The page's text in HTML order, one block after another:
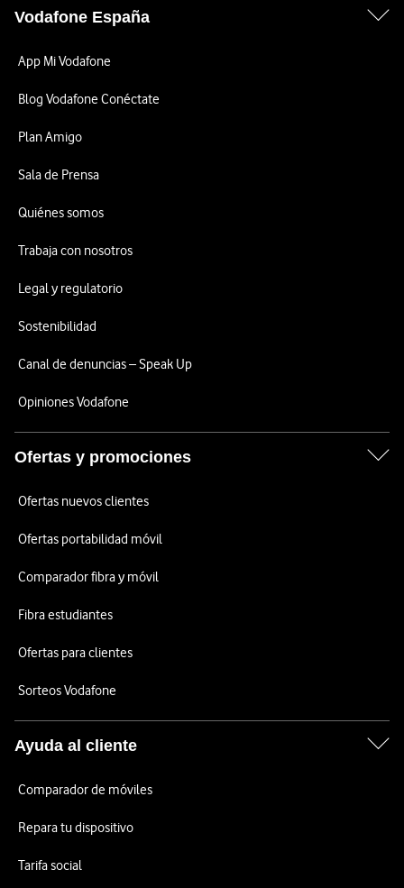
Vodafone España
App Mi Vodafone
Blog Vodafone Conéctate
Plan Amigo
Sala de Prensa
Quiénes somos
Trabaja con nosotros
Legal y regulatorio
Sostenibilidad
Canal de denuncias – Speak Up
Opiniones Vodafone
Ofertas y promociones
Ofertas nuevos clientes
Ofertas portabilidad móvil
Comparador fibra y móvil
Fibra estudiantes
Ofertas para clientes
Sorteos Vodafone
Ayuda al cliente
Comparador de móviles
Repara tu dispositivo
Tarifa social